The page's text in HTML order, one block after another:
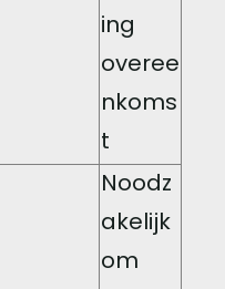
ing
overee
nkoms
t
Noodz
akelijk
om